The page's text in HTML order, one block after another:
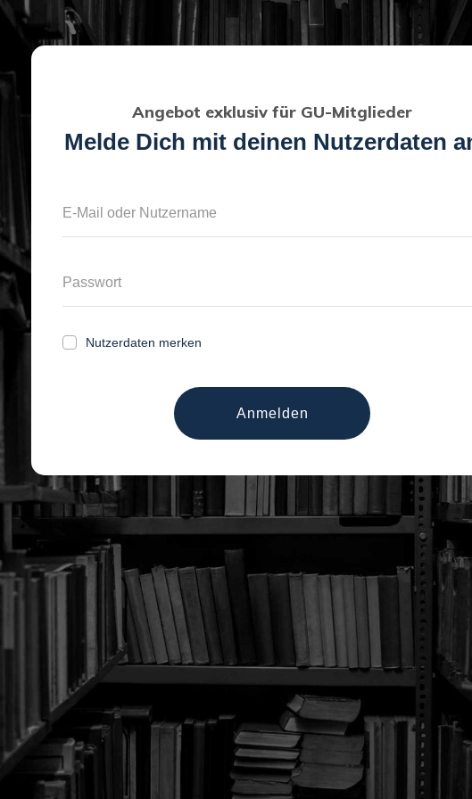
Angebot exklusiv für GU-Mitglieder
Melde Dich mit deinen Nutzerdaten
Nutzerdaten merken
Anmelden